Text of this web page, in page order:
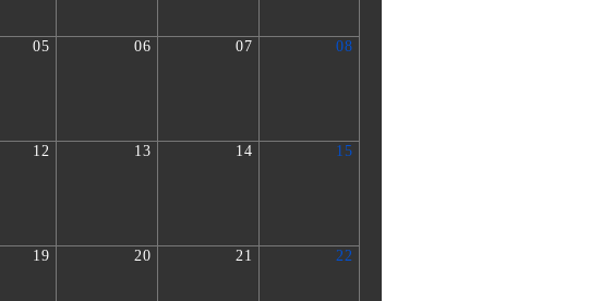
05 06 07 08
12 13 14 15
19 20 21 22